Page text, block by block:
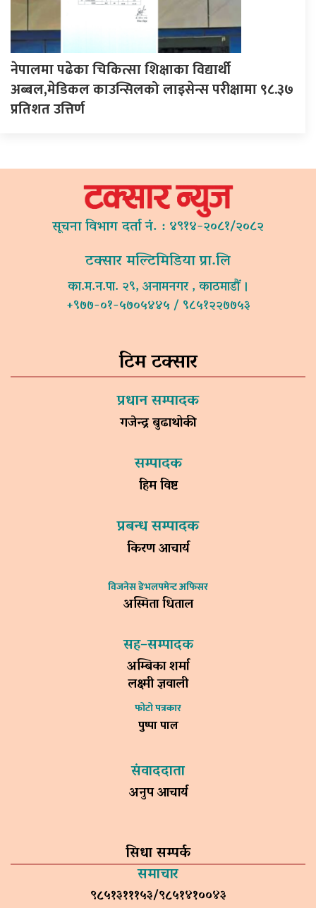
नेपालमा पढेका चिकित्सा शिक्षाका विद्यार्थी
अब्बल,मेडिकल काउन्सिलको लाइसेन्स परीक्षामा ९८.३७
प्रतिशत उत्तिर्ण
सूचना विभाग दर्ता नं. : ४९१४-२०८१/२०८२
टक्सार मल्टिमिडिया प्रा.लि
का.म.न.पा. २९, अनामनगर , काठमाडौं ।
+९७७-०१-५७०५४४५ / ९८५१२२७७५३
टिम टक्सार
प्रधान सम्पादक
गजेन्द्र बुढाथोकी
सम्पादक
हिम विष्ट
प्रबन्ध सम्पादक
किरण आचार्य
विजनेस डेभलपमेन्ट अफिसर
अस्मिता धिताल
सह–सम्पादक
अम्बिका शर्मा
लक्ष्मी ज्ञवाली
फोटो पत्रकार
पुष्पा पाल
संवाददाता
अनुप आचार्य
सिधा सम्पर्क
समाचार
९८५१३१११५३/९८५१४१००४३